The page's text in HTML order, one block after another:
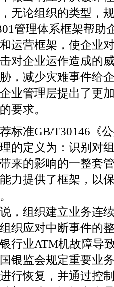
无论组织的类型，
理体系框架帮助
运营框架，使企业
对企业运作造成的
，减少灾难事件给
业管理层提出了更
要求。
准GB/T30146《公
的定义为：识别对
来的影响的一整套
力提供了框架，以
组织建立业务连续
织应对中断事件的
行业ATM机故障导
银监会规定重要业
行恢复，并通过控